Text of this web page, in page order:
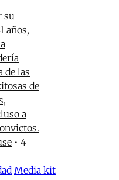
su
años,
de las
de
a
• 4
Media kit